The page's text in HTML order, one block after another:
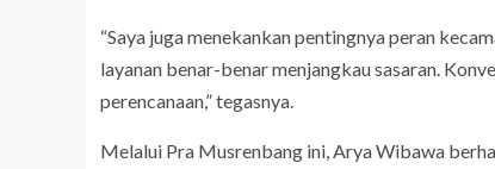
“Saya juga menekankan pentingnya peran
layanan benar-benar menjangkau sasaran.
perencanaan,” tegasnya.
Melalui Pra Musrenbang ini, Arya Wibawa